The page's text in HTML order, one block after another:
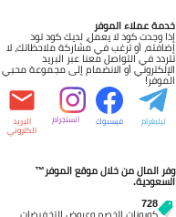
خدمة عملاء الموفر
إذا وجدت كود لا يعمل، لديك كود تود
إضافته، أو ترغب في مشاركة ملاحظاتك، لا
تتردد في التواصل معنا عبر البريد
الإلكتروني أو الانضمام إلى مجموعة محبي
الموفر!
تيليغرام فيسبوك انستجرام البريد
الكتروني
وفر المال من خلال موقع الموفر™
السعودية.
728